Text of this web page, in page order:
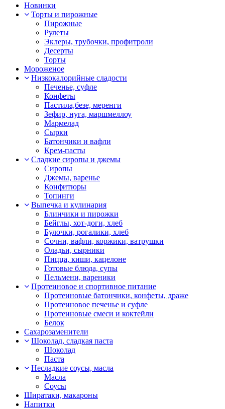
Новинки
Торты и пирожные
Пирожные
Рулеты
Эклеры, трубочки, профитроли
Десерты
Торты
Мороженое
Низкокалорийные сладости
Печенье, суфле
Конфеты
Пастила,безе, меренги
Зефир, нуга, маршмеллоу
Мармелад
Сырки
Батончики и вафли
Крем-пасты
Сладкие сиропы и джемы
Сиропы
Джемы, варенье
Конфитюры
Топинги
Выпечка и кулинария
Блинчики и пирожки
Бейглы, хот-доги, хлеб
Булочки, рогалики, хлеб
Сочни, вафли, коржики, ватрушки
Оладьи, сырники
Пицца, киши, кацелоне
Готовые блюда, супы
Пельмени, вареники
Протеиновое и спортивное питание
Протеиновые батончики, конфеты, драже
Протеиновое печенье и суфле
Протеиновые смеси и коктейли
Белок
Сахарозаменители
Шоколад, сладкая паста
Шоколад
Паста
Несладкие соусы, масла
Масла
Соусы
Ширатаки, макароны
Напитки